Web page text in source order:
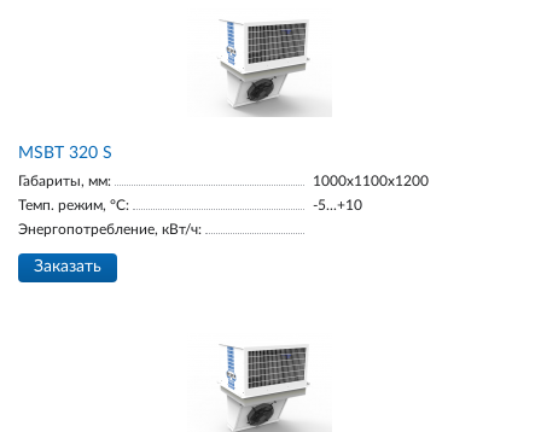
MSBT 320 S
Габариты, мм:
1000х1100х1200
Темп. режим, °С:
-5...+10
Энергопотребление, кВт/ч:
Заказать